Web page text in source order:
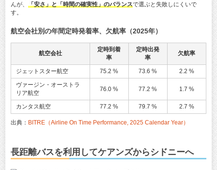
んが、 「安さ」と「時間の確実性」のバランスで選ぶと失敗しにくいで
す。
航空会社別の年間定時発着率、欠航率（2025年）
航空会社
定時到着
率
定時出発
率
欠航率
ジェットスター航空 75.2 % 73.6 %
2.2 %
ヴァージン・オーストラ
リア航空
76.0 % 77.2 % 1.7 %
カンタス航空 77.2 % 79.7 % 2.7 %
出典： BITRE（Airline On Time Performance, 2025 Calendar Year）
長距離バスを利用してケアンズからシドニーへ